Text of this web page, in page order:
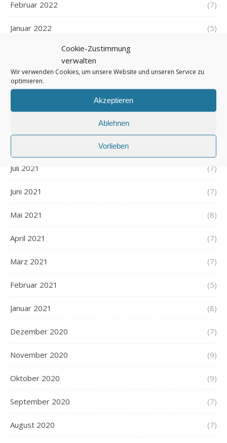
Cookie-Zustimmung
verwalten
Wir verwenden Cookies, um unsere Website und unseren Service zu
optimieren.
Akzeptieren
Ablehnen
Vorlieben
Februar 2022 (7)
Januar 2022 (5)
Dezember 2021
November 2021
Juli 2021 (7)
Juni 2021 (7)
Mai 2021 (8)
April 2021 (7)
März 2021 (7)
Februar 2021 (5)
Januar 2021 (8)
Dezember 2020 (7)
November 2020 (9)
Oktober 2020 (9)
September 2020 (7)
August 2020 (7)